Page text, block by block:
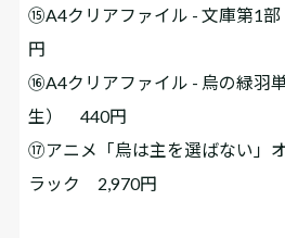
⑮A4クリアファイル - 文庫第1
円
⑯A4クリアファイル - 烏の緑羽
生） 440円
⑰アニメ「烏は主を選ばない」
ラック 2,970円